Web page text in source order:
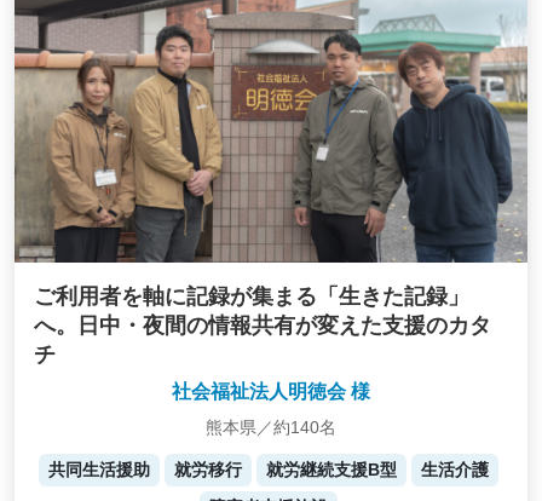
ご利用者を軸に記録が集まる「生きた記録」
へ。日中・夜間の情報共有が変えた支援のカタ
チ
社会福祉法人明徳会 様
熊本県／約140名
共同生活援助 就労移行 就労継続支援B型
生活介護